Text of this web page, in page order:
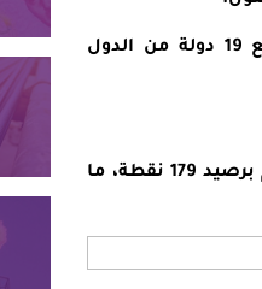
وسيطرت الدول الأوروبية على بقية المراكز العشرين الأولى، حيث تقع 19 دولة من الدول
وجاءت إسبانيا في المركز الثاني لتصبح ثاني أقوى جواز سفر في العالم برصيد 179 نقطة، ما